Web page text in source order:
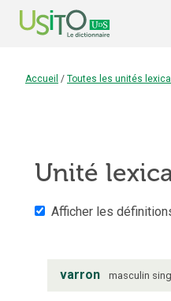
Accueil / Toutes les unités
Unité
Afficher les
varron masculin